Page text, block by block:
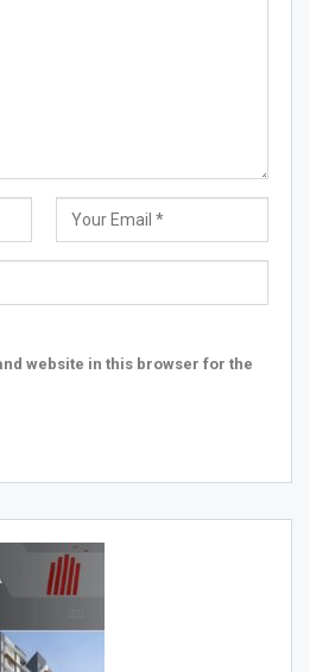
website in this browser for the